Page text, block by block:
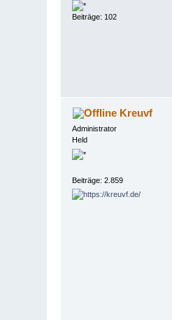
Beiträge: 102
Kreuvf
Administrator
Held
Beiträge: 2.859